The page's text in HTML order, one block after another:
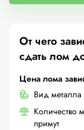
От чего
сдать лом
Цена лома
Вид
Количество
примут